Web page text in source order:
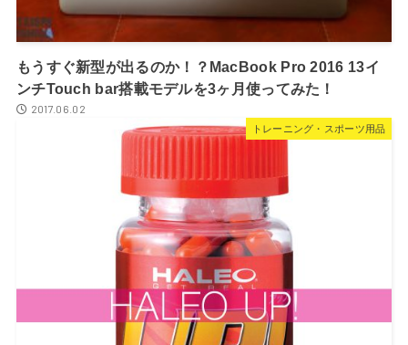
もうすぐ新型が出るのか！？MacBook Pro 2016 13イ
ンチTouch bar搭載モデルを3ヶ月使ってみた！
2017.06.02
トレーニング・スポーツ用品